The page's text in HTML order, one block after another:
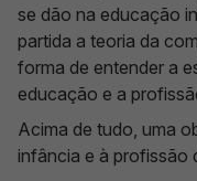
se dão na educação
partida a teoria da
forma de entender a
educação e a
Acima de tudo, uma
infância e à profissão